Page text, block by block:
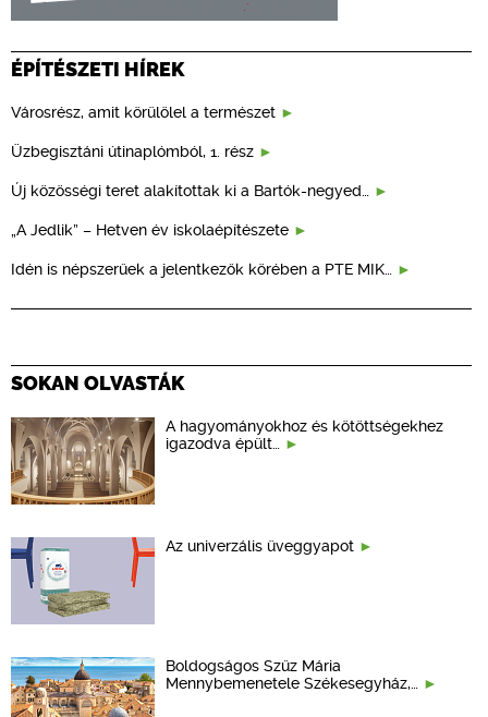
ÉPÍTÉSZETI HÍREK
Városrész, amit körülölel a természet
Üzbegisztáni útinaplómból, 1. rész
Új közösségi teret alakítottak ki a Bartók-negyed…
„A Jedlik” – Hetven év iskolaépítészete
Idén is népszerűek a jelentkezők körében a PTE MIK…
SOKAN OLVASTÁK
A hagyományokhoz és kötöttségekhez
igazodva épült…
Az univerzális üveggyapot
Boldogságos Szűz Mária
Mennybemenetele Székesegyház,…